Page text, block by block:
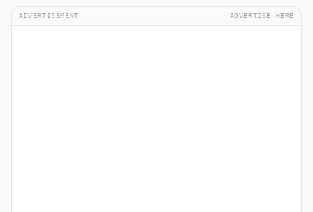
ADVERTISEMENT ADVERTISE HERE